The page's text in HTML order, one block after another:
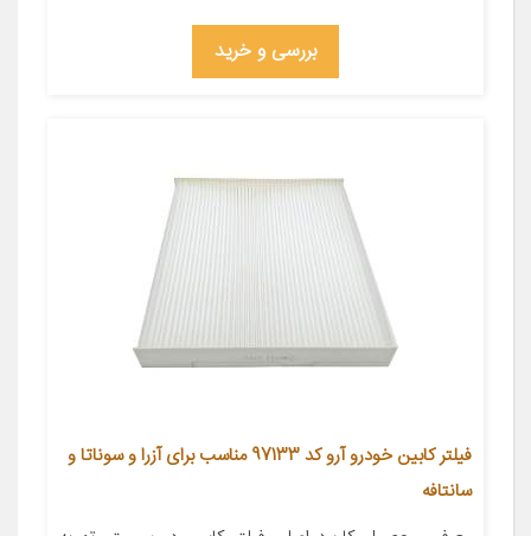
بررسی و خرید
فیلتر کابین خودرو آرو کد 97133 مناسب برای آزرا و سوناتا و
سانتافه